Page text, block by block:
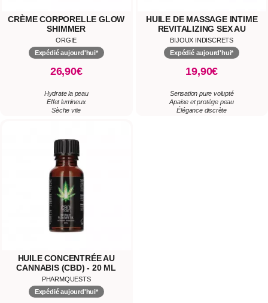
CRÈME CORPORELLE GLOW
SHIMMER
ORGIE
Expédié aujourd'hui*
26,90€
Hydrate la peau
Effet lumineux
Sèche vite
HUILE DE MASSAGE INTIME
REVITALIZING SEX AU
NATUREL
BIJOUX INDISCRETS
Expédié aujourd'hui*
19,90€
Sensation pure volupté
Apaise et protège peau
Élégance discrète
HUILE CONCENTRÉE AU
CANNABIS (CBD) - 20 ML
PHARMQUESTS
Expédié aujourd'hui*